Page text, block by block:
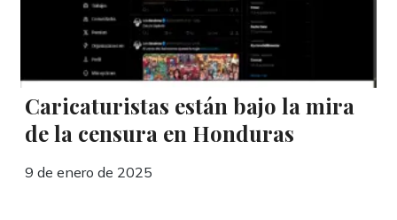
Caricaturistas están bajo la mira
de la censura en Honduras
9 de enero de 2025